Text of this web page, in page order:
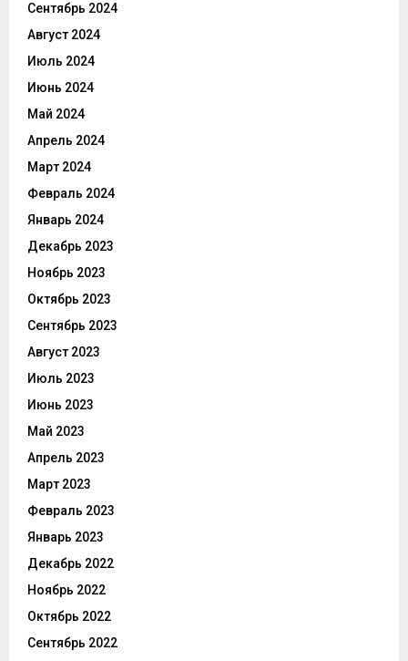
Сентябрь 2024
Август 2024
Июль 2024
Июнь 2024
Май 2024
Апрель 2024
Март 2024
Февраль 2024
Январь 2024
Декабрь 2023
Ноябрь 2023
Октябрь 2023
Сентябрь 2023
Август 2023
Июль 2023
Июнь 2023
Май 2023
Апрель 2023
Март 2023
Февраль 2023
Январь 2023
Декабрь 2022
Ноябрь 2022
Октябрь 2022
Сентябрь 2022